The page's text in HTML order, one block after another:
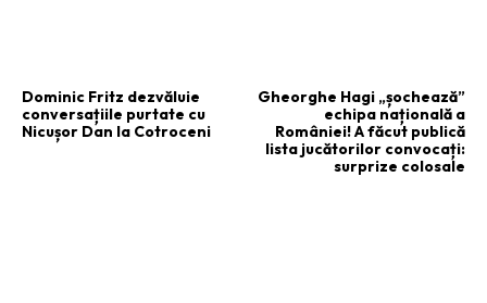
Dominic Fritz dezvăluie
conversațiile purtate cu
Nicușor Dan la Cotroceni
Gheorghe Hagi „șochează”
echipa națională a
României! A făcut publică
lista jucătorilor convocați:
surprize colosale